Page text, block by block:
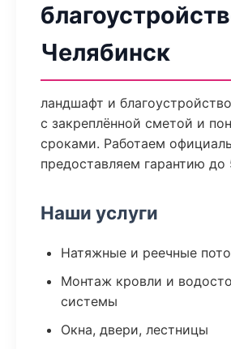
Челябинск
ландшафт и
с закреплённой сметой и
сроками. Работаем
предоставляем гарантию до
Наши услуги
Натяжные и реечные
Монтаж кровли и
системы
Окна, двери, лестницы